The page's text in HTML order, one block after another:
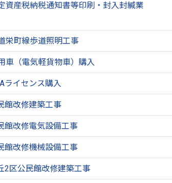
資産税納税通知書等印刷・封入封緘業
栄町線歩道照明工事
車（電気軽貨物車）購入
ライセンス購入
館改修建築工事
館改修電気設備工事
館改修機械設備工事
2区公民館改修建築工事